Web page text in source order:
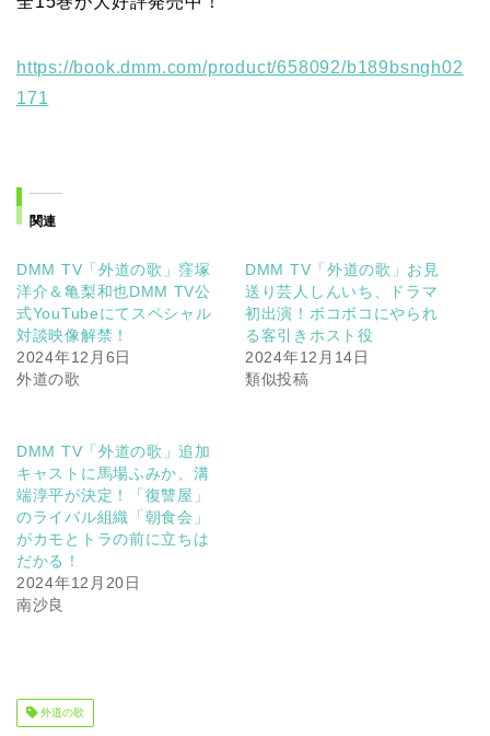
https://book.dmm.com/product/658092/b189bsngh02
171
関連
DMM TV「外道の歌」窪塚
洋介＆亀梨和也DMM TV公
式YouTubeにてスペシャル
対談映像解禁！
2024年12月6日
外道の歌
DMM TV「外道の歌」お見
送り芸人しんいち、ドラマ
初出演！ボコボコにやられ
る客引きホスト役
2024年12月14日
類似投稿
DMM TV「外道の歌」追加
キャストに馬場ふみか、溝
端淳平が決定！「復讐屋」
のライバル組織「朝食会」
がカモとトラの前に立ちは
だかる！
2024年12月20日
南沙良
外道の歌